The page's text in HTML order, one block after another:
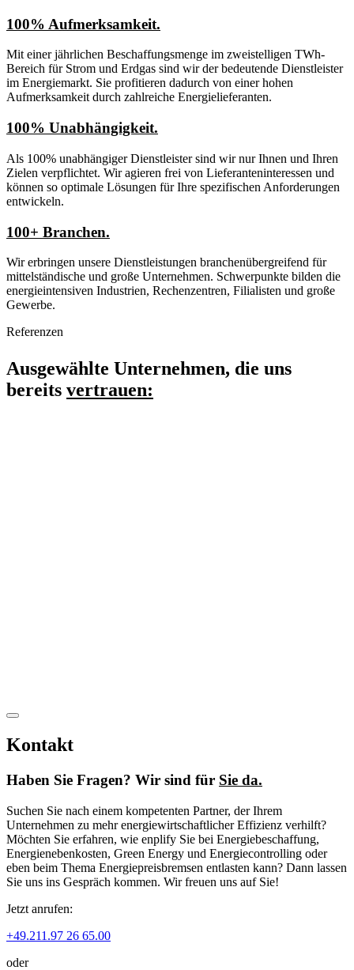
100% Aufmerksamkeit.
Mit einer jährlichen Beschaffungs­menge im zweistelligen TWh-
Bereich für Strom und Erdgas sind wir der bedeutende Dienst­leister
im Energiemarkt. Sie profitieren dadurch von einer hohen
Aufmerksamkeit durch zahlreiche Energie­lieferanten.
100% Unabhängigkeit.
Als 100% unabhängiger Dienstleister sind wir nur Ihnen und Ihren
Zielen verpflichtet. Wir agieren frei von Lieferanten­interessen und
können so optimale Lösungen für Ihre spezifischen Anforderungen
entwickeln.
100+ Branchen.
Wir erbringen unsere Dienst­leistungen branchenüber­greifend für
mittelständische und große Unter­nehmen. Schwerpunkte bilden die
energieintensiven Industrien, Rechenzentren, Filialisten und große
Gewerbe.
Referenzen
Ausgewählte Unternehmen, die uns
bereits vertrauen:
Kontakt
Haben Sie Fragen? Wir sind für Sie da.
Suchen Sie nach einem kompetenten Partner, der Ihrem
Unternehmen zu mehr energiewirtschaftlicher Effizienz verhilft?
Möchten Sie erfahren, wie enplify Sie bei Energiebeschaffung,
Energienebenkosten, Green Energy und Energiecontrolling oder
eben beim Thema Energiepreisbremsen entlasten kann? Dann lassen
Sie uns ins Gespräch kommen. Wir freuen uns auf Sie!
Jetzt anrufen:
+49.211.97 26 65.00
oder